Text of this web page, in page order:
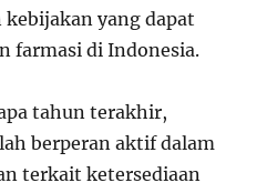
yang dapat
farmasi di Indonesia.
tahun terakhir,
berperan aktif dalam
terkait ketersediaan